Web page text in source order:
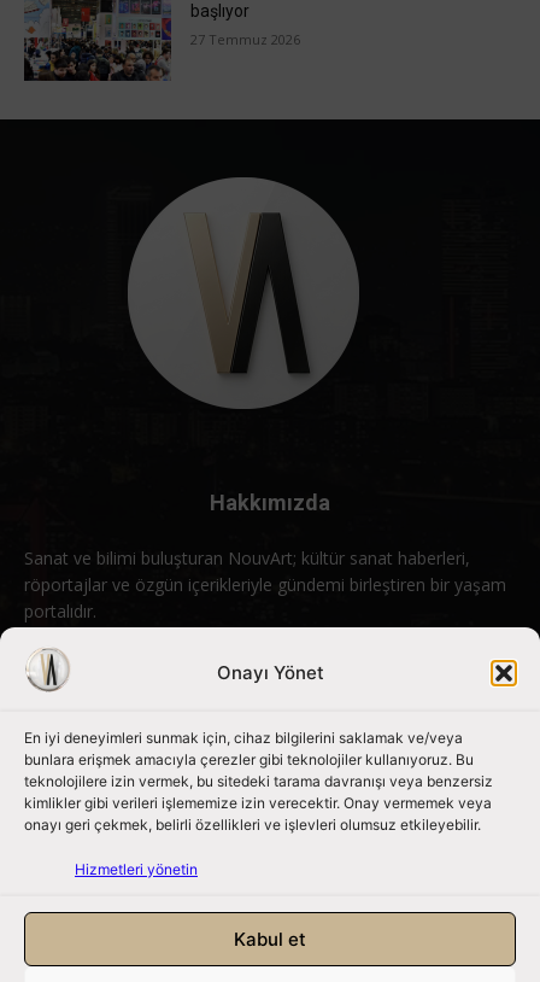
Onayı Yönet
En iyi deneyimleri sunmak için, cihaz bilgilerini saklamak ve/veya
bunlara erişmek amacıyla çerezler gibi teknolojiler kullanıyoruz. Bu
teknolojilere izin vermek, bu sitedeki tarama davranışı veya benzersiz
kimlikler gibi verileri işlememize izin verecektir. Onay vermemek veya
onayı geri çekmek, belirli özellikleri ve işlevleri olumsuz etkileyebilir.
Hizmetleri yönetin
Kabul et
başlıyor
27 Temmuz 2026
Hakkımızda
Sanat ve bilimi buluşturan NouvArt; kültür sanat haberleri,
röportajlar ve özgün içerikleriyle gündemi birleştiren bir yaşam
portalıdır.
Bizimle iletişime geçin: info@nouvart.net
Bizi Takip Edin